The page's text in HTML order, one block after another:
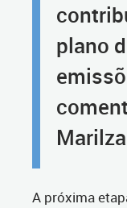
plano
A próxima